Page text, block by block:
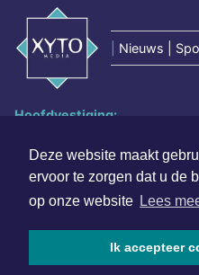
Deze website maakt
ervoor te zorgen dat u de
op onze website Lees
Ik accepteer
Nieuws |
Hoofdvestiging:
1701 BZ Heerhugowaard
072 8200 600
redactie@xyto.nl
www.xyto.nl
SOCIAL MEDIA